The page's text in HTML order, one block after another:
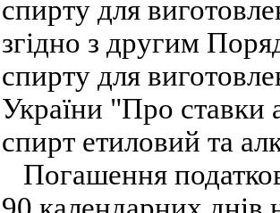
спирту для
згідно з другим
спирту для
України "Про ставки
спирт етиловий та
Погашення